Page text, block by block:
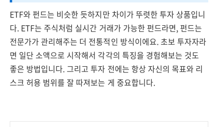
ETF와 펀드는 비슷한 듯하지만 차이가 뚜렷한 투자 상품입니
다. ETF는 주식처럼 실시간 거래가 가능한 펀드라면, 펀드는
전문가가 관리해주는 더 전통적인 방식이에요. 초보 투자자라
면 일단 소액으로 시작해서 각각의 특징을 경험해보는 것도
좋은 방법입니다. 그리고 투자 전에는 항상 자신의 목표와 리
스크 허용 범위를 잘 따져보는 게 중요합니다.